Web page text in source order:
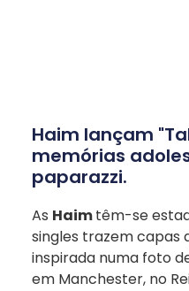
Haim lançam
memórias
paparazzi.
As Haimtêm-se
singles trazem capas
inspirada numa foto
em Manchester, no